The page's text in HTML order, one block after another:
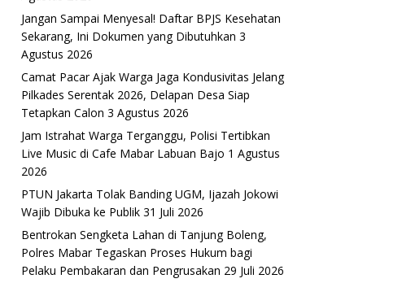
Jangan Sampai Menyesal! Daftar BPJS Kesehatan
Sekarang, Ini Dokumen yang Dibutuhkan 3
Agustus 2026
Camat Pacar Ajak Warga Jaga Kondusivitas Jelang
Pilkades Serentak 2026, Delapan Desa Siap
Tetapkan Calon 3 Agustus 2026
Jam Istrahat Warga Terganggu, Polisi Tertibkan
Live Music di Cafe Mabar Labuan Bajo 1 Agustus
2026
PTUN Jakarta Tolak Banding UGM, Ijazah Jokowi
Wajib Dibuka ke Publik 31 Juli 2026
Bentrokan Sengketa Lahan di Tanjung Boleng,
Polres Mabar Tegaskan Proses Hukum bagi
Pelaku Pembakaran dan Pengrusakan 29 Juli 2026